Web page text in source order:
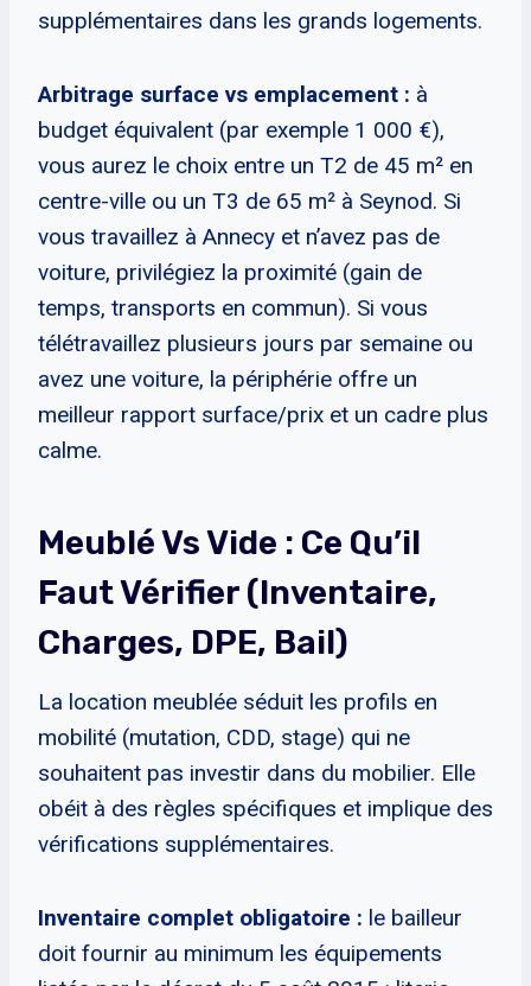
supplémentaires dans les grands logements.
Arbitrage surface vs emplacement : à
budget équivalent (par exemple 1 000 €),
vous aurez le choix entre un T2 de 45 m² en
centre-ville ou un T3 de 65 m² à Seynod. Si
vous travaillez à Annecy et n’avez pas de
voiture, privilégiez la proximité (gain de
temps, transports en commun). Si vous
télétravaillez plusieurs jours par semaine ou
avez une voiture, la périphérie offre un
meilleur rapport surface/prix et un cadre plus
calme.
Meublé Vs Vide : Ce Qu’il
Faut Vérifier (inventaire,
Charges, DPE, Bail)
La location meublée séduit les profils en
mobilité (mutation, CDD, stage) qui ne
souhaitent pas investir dans du mobilier. Elle
obéit à des règles spécifiques et implique des
vérifications supplémentaires.
Inventaire complet obligatoire : le bailleur
doit fournir au minimum les équipements